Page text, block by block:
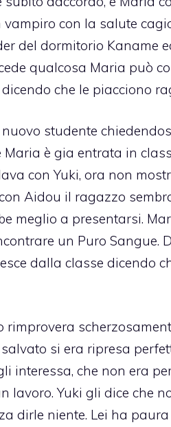
con la salute
del dormitorio Kaname
qualcosa Maria può
che le piacciono
studente
è gia entrata in
con Yuki, ora non
Aidou il ragazzo
meglio a presentarsi.
un Puro Sangue.
dalla classe dicendo
rimprovera
si era ripresa
interessa, che non era
lavoro. Yuki gli dice che
dirle niente. Lei ha